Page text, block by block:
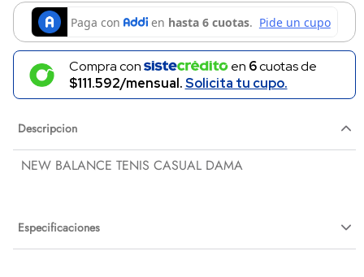
Compra con en 6cuotas de
$111.592/mensual.Solicita tu cupo.
Descripcion
NEW BALANCE TENIS CASUAL DAMA
Especificaciones